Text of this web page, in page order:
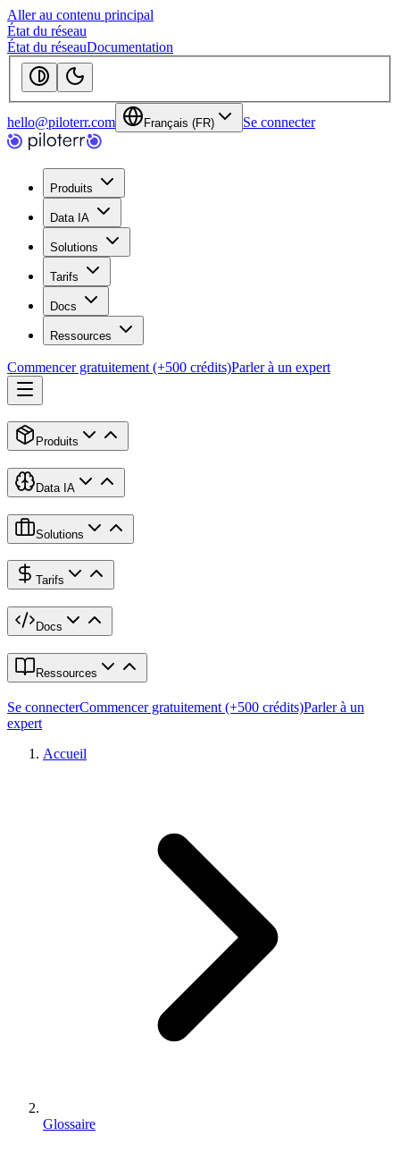
Aller au contenu principal
État du réseau
État du réseauDocumentation
hello@piloterr.com Français (FR) Se connecter
Produits
Data IA
Solutions
Tarifs
Docs
Ressources
Commencer gratuitement (+500 crédits)Parler à un expert
Produits
Data IA
Solutions
Tarifs
Docs
Ressources
Se connecterCommencer gratuitement (+500 crédits)Parler à un
expert
Accueil
Glossaire